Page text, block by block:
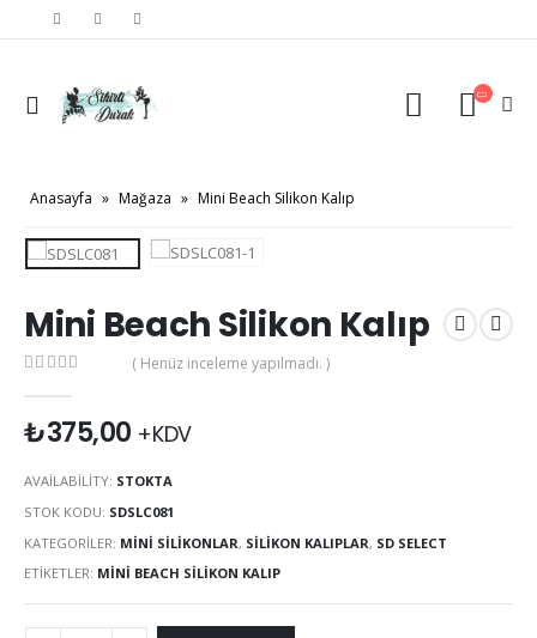
Anasayfa » Mağaza » Mini Beach Silikon Kalıp
Mini Beach Silikon Kalıp
( Henüz inceleme yapılmadı. )
₺375,00 +KDV
AVAILABILITY: STOKTA
STOK KODU: SDSLC081
KATEGORILER: MINI SILIKONLAR, SILIKON KALIPLAR, SD SELECT
ETIKETLER: MINI BEACH SILIKON KALIP